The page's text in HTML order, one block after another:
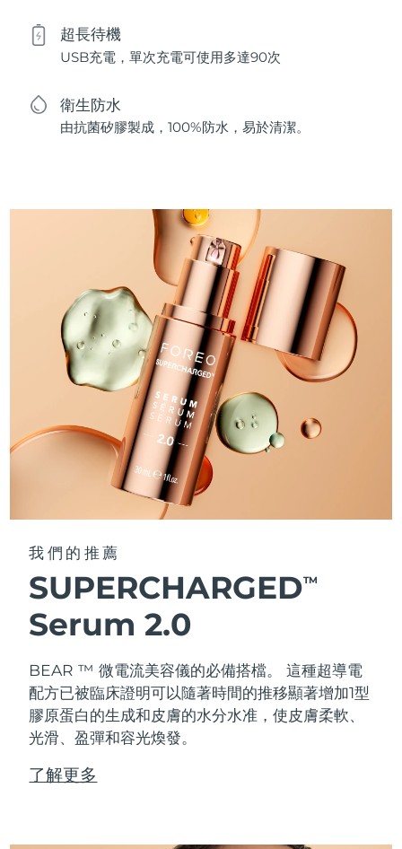
超長待機
USB充電，單次充電可使用多達90次
衛生防水
由抗菌矽膠製成，100%防水，易於清潔。
我們的推薦
SUPERCHARGEDTM
Serum 2.0
BEAR ™ 微電流美容儀的必備搭檔。 這種超導電
配方已被臨床證明可以隨著時間的推移顯著增加1型
膠原蛋白的生成和皮膚的水分水准，使皮膚柔軟、
光滑、盈彈和容光煥發。
了解更多